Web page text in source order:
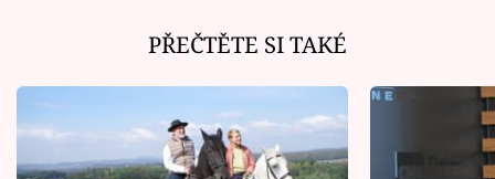
PŘEČTĚTE SI TAKÉ